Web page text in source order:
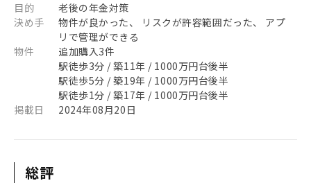
目的
老後の年金対策
決め手
物件が良かった、 リスクが許容範囲だった、 アプ
リで管理ができる
物件
追加購入3件
駅徒歩3分 / 築11年 / 1000万円台後半
駅徒歩5分 / 築19年 / 1000万円台後半
駅徒歩1分 / 築17年 / 1000万円台後半
掲載日
2024年08月20日
総評